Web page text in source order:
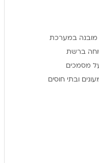
ברשת
ובתי חוסים